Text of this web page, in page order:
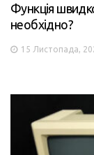
Функція
необхідно?
15 Листопада,